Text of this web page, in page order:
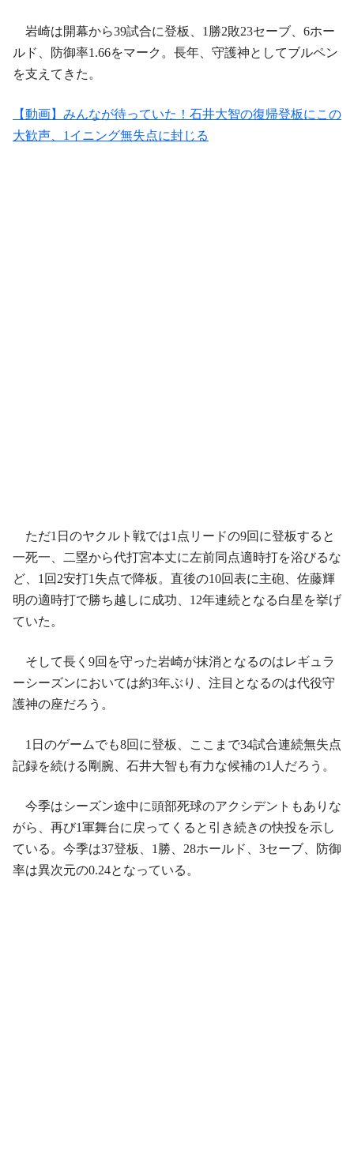
岩崎は開幕から39試合に登板、1勝2敗23セーブ、6ホー
ルド、防御率1.66をマーク。長年、守護神としてブルペン
を支えてきた。
【動画】みんなが待っていた！石井大智の復帰登板にこの
大歓声、1イニング無失点に封じる
ただ1日のヤクルト戦では1点リードの9回に登板すると
一死一、二塁から代打宮本丈に左前同点適時打を浴びるな
ど、1回2安打1失点で降板。直後の10回表に主砲、佐藤輝
明の適時打で勝ち越しに成功、12年連続となる白星を挙げ
ていた。
そして長く9回を守った岩崎が抹消となるのはレギュラ
ーシーズンにおいては約3年ぶり、注目となるのは代役守
護神の座だろう。
1日のゲームでも8回に登板、ここまで34試合連続無失点
記録を続ける剛腕、石井大智も有力な候補の1人だろう。
今季はシーズン途中に頭部死球のアクシデントもありな
がら、再び1軍舞台に戻ってくると引き続きの快投を示し
ている。今季は37登板、1勝、28ホールド、3セーブ、防御
率は異次元の0.24となっている。